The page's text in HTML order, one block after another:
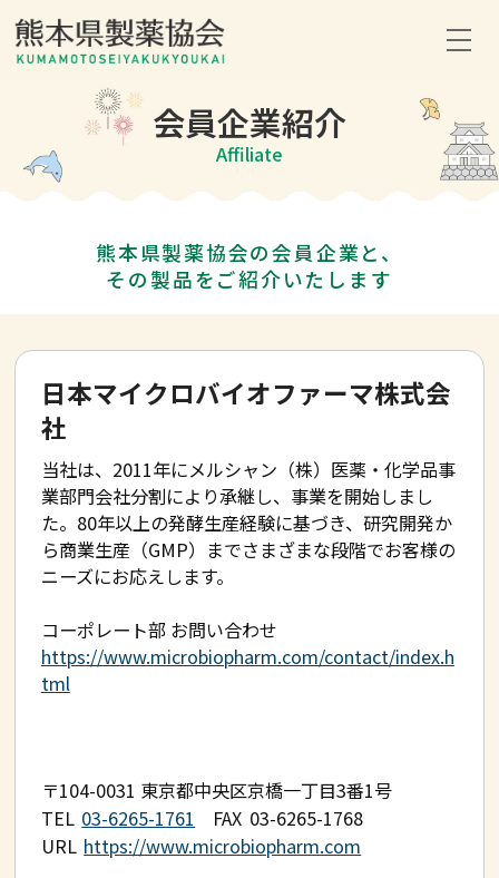
会員企業紹介
Affiliate
熊本県製薬協会の会員企業と、
その製品をご紹介いたします
日本マイクロバイオファーマ株式会
社
当社は、2011年にメルシャン（株）医薬・化学品事
業部門会社分割により承継し、事業を開始しまし
た。80年以上の発酵生産経験に基づき、研究開発か
ら商業生産（GMP）までさまざまな段階でお客様の
ニーズにお応えします。
コーポレート部 お問い合わせ
https://www.microbiopharm.com/contact/index.h
tml
〒104-0031 東京都中央区京橋一丁目3番1号
TEL 03-6265-1761 FAX 03-6265-1768
URL https://www.microbiopharm.com
ホーム
協会について
協会の活動
会員企業紹介
お問い合わせ
会員専用